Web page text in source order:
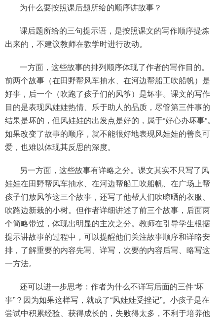
为什么要按照课后题所给的顺序讲故事？
课后题所给的三句提示语，是按照课文的写作顺序提炼
出来的，不建议教师在教学时进行改动。
一方面，这些故事的排列顺序体现了作者的写作目的。
前两个故事（在田野帮风车抽水、在河边帮船工吹船帆）是
好事，后一个（吹跑了孩子们的风筝）是坏事。课文的写作
目的是表现风娃娃热情、乐于助人的品质，尽管第三件事的
结果是坏的，但风娃娃的出发点是好的，属于“好心办坏事”。
如果改变了故事的顺序，就不能很好地表现风娃娃的善良可
爱，也难以体现其反思的深度。
另一方面，这些故事有详略之分。课文其实不只写了风
娃娃在田野帮风车抽水、在河边帮船工吹船帆、在广场上帮
孩子们放风筝这三个故事，还写了他帮人们吹晾晒的衣服、
吹路边新栽的小树。但作者详细讲述了前三个故事，后面两
个简略带过，体现出明显的主次之分。教师在引导学生根据
提示讲故事的过程中，可以提醒他们关注故事顺序和详略安
排，了解重要的内容先写、详写，次要的内容后写、略写这
一方法。
还可以进一步思考：作者为什么不详写后面的三件“坏
事”？因为如果这样写，就成了“风娃娃受挫记”。小孩子是在
尝试中积累经验、获得成长的，失败得太多，不利于培养他